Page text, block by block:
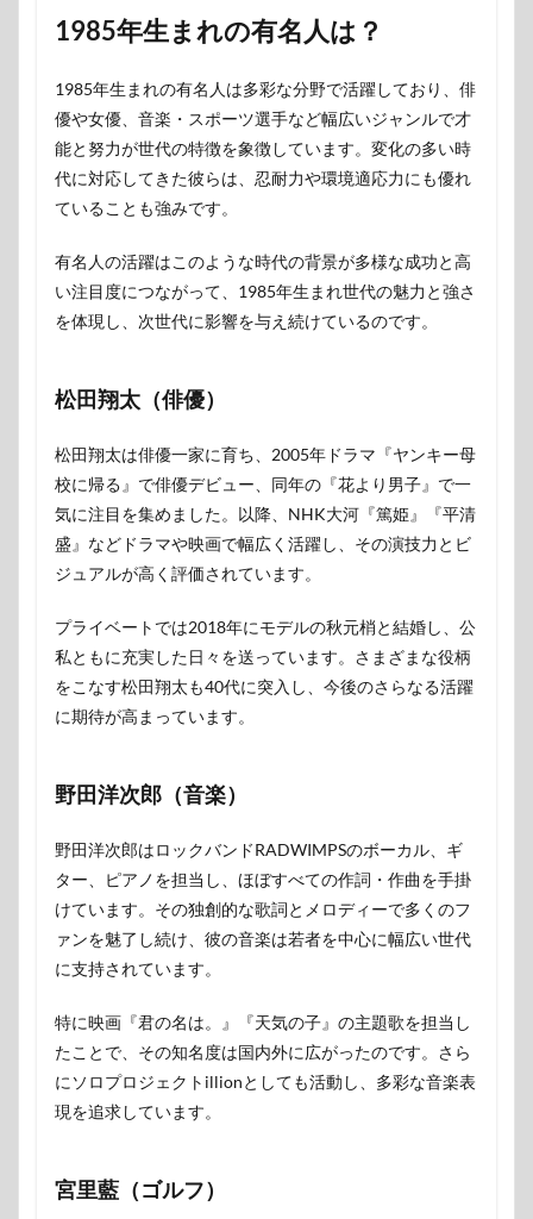
1985年生まれの有名人は？
1985年生まれの有名人は多彩な分野で活躍しており、俳
優や女優、音楽・スポーツ選手など幅広いジャンルで才
能と努力が世代の特徴を象徴しています。変化の多い時
代に対応してきた彼らは、忍耐力や環境適応力にも優れ
ていることも強みです。
有名人の活躍はこのような時代の背景が多様な成功と高
い注目度につながって、1985年生まれ世代の魅力と強さ
を体現し、次世代に影響を与え続けているのです。
松田翔太（俳優）
松田翔太は俳優一家に育ち、2005年ドラマ『ヤンキー母
校に帰る』で俳優デビュー、同年の『花より男子』で一
気に注目を集めました。以降、NHK大河『篤姫』『平清
盛』などドラマや映画で幅広く活躍し、その演技力とビ
ジュアルが高く評価されています。
プライベートでは2018年にモデルの秋元梢と結婚し、公
私ともに充実した日々を送っています。さまざまな役柄
をこなす松田翔太も40代に突入し、今後のさらなる活躍
に期待が高まっています。
野田洋次郎（音楽）
野田洋次郎はロックバンドRADWIMPSのボーカル、ギ
ター、ピアノを担当し、ほぼすべての作詞・作曲を手掛
けています。その独創的な歌詞とメロディーで多くのフ
ァンを魅了し続け、彼の音楽は若者を中心に幅広い世代
に支持されています。
特に映画『君の名は。』『天気の子』の主題歌を担当し
たことで、その知名度は国内外に広がったのです。さら
にソロプロジェクトillionとしても活動し、多彩な音楽表
現を追求しています。
宮里藍（ゴルフ）